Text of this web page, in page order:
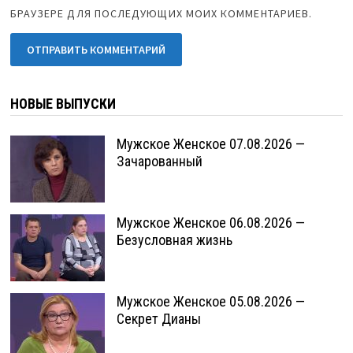
БРАУЗЕРЕ ДЛЯ ПОСЛЕДУЮЩИХ МОИХ КОММЕНТАРИЕВ.
НОВЫЕ ВЫПУСКИ
Мужское Женское 07.08.2026 —
Зачарованный
Мужское Женское 06.08.2026 —
Безусловная жизнь
Мужское Женское 05.08.2026 —
Секрет Дианы